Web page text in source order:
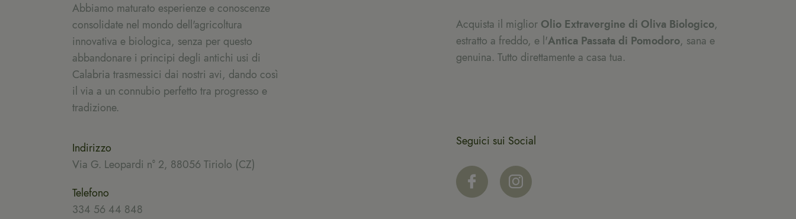
Abbiamo maturato esperienze e conoscenze
consolidate nel mondo dell'agricoltura
innovativa e biologica, senza per questo
abbandonare i principi degli antichi usi di
Calabria trasmessici dai nostri avi, dando così
il via a un connubio perfetto tra progresso e
tradizione.
Indirizzo
Via G. Leopardi n° 2, 88056 Tiriolo (CZ)
Telefono
334 56 44 848
Acquista il miglior Olio Extravergine di Oliva Biologico,
estratto a freddo, e l'Antica Passata di Pomodoro, sana e
genuina. Tutto direttamente a casa tua.
Seguici sui Social